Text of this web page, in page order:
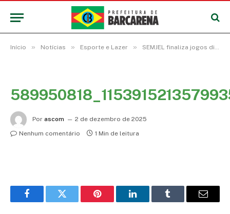
Início » Notícias » Esporte e Lazer » SEMJEL finaliza jogos distritais do Aicaraú e da estrada com grandes partidas
Por ascom
2 de dezembro de 2025
Nenhum comentário
1 Min de leitura
FacebookTwitter Pinterest LinkedInTumblr
E-